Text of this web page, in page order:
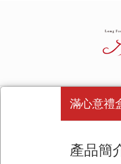
滿心意禮
產品簡